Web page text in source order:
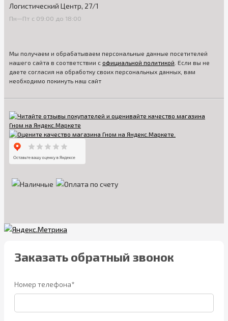
Логистический Центр, 27/1
Пн—Пт с 09:00 до 18:00
Мы получаем и обрабатываем персональные данные посетителей
нашего сайта в соответствии с официальной политикой . Если вы не
даете согласия на обработку своих персональных данных, вам
необходимо покинуть наш сайт
Заказать обратный звонок
Номер телефона*